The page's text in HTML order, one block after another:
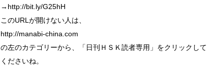
→http://bit.ly/G25hH
このURLが開けない人は、
http://manabi-china.com
の左のカテゴリーから、「日刊ＨＳＫ読者専用」をクリックして
くださいね。